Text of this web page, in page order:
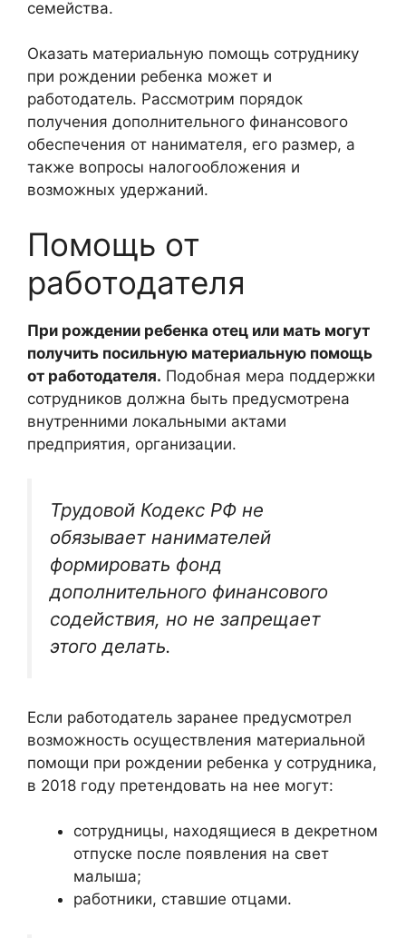
семейства.
Оказать материальную помощь сотруднику
при рождении ребенка может и
работодатель. Рассмотрим порядок
получения дополнительного финансового
обеспечения от нанимателя, его размер, а
также вопросы налогообложения и
возможных удержаний.
Помощь от
работодателя
При рождении ребенка отец или мать могут
получить посильную материальную помощь
от работодателя. Подобная мера поддержки
сотрудников должна быть предусмотрена
внутренними локальными актами
предприятия, организации.
Трудовой Кодекс РФ не
обязывает нанимателей
формировать фонд
дополнительного финансового
содействия, но не запрещает
этого делать.
Если работодатель заранее предусмотрел
возможность осуществления материальной
помощи при рождении ребенка у сотрудника,
в 2018 году претендовать на нее могут:
сотрудницы, находящиеся в декретном
отпуске после появления на свет
малыша;
работники, ставшие отцами.